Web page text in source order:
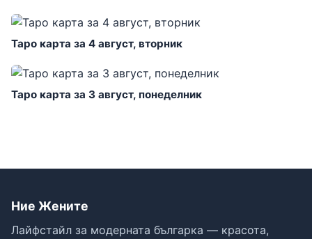
Таро карта за 4 август, вторник
Таро карта за 3 август, понеделник
Ние Жените
Лайфстайл за модерната българка — красота,